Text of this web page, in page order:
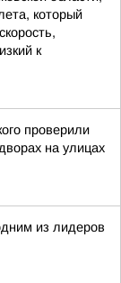
который
к
проверили
на улицах
из лидеров